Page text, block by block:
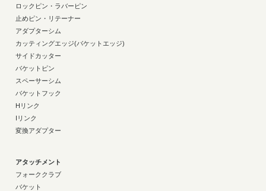
ロックピン・ラバーピン
止めピン・リテーナー
アダプターシム
カッティングエッジ(バケットエッジ)
サイドカッター
バケットピン
スペーサーシム
バケットフック
Hリンク
Iリンク
変換アダプター
アタッチメント
フォーククラブ
バケット